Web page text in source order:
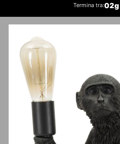
Termina tra:02g